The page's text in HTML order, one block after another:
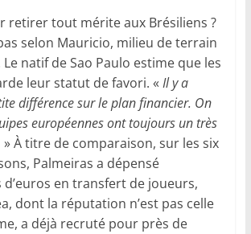
retirer tout mérite aux Brésiliens ?
selon Mauricio, milieu de terrain
natif de Sao Paulo estime que les
leur statut de favori. « Il y a
différence sur le plan financier. On
européennes ont toujours un très
» À titre de comparaison, sur les six
Palmeiras a dépensé
d’euros en transfert de joueurs,
dont la réputation n’est pas celle
a déjà recruté pour près de